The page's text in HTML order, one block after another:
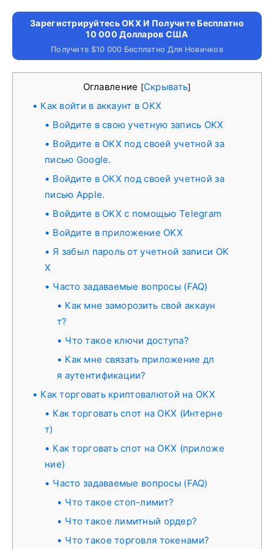
Зарегистрируйтесь OKX И Получите Бесплатно
10 000 Долларов США
Получите $10 000 Бесплатно Для Новичков
Оглавление [Скрывать]
Как войти в аккаунт в OKX
Войдите в свою учетную запись OKX
Войдите в OKX под своей учетной за
писью Google.
Войдите в OKX под своей учетной за
писью Apple.
Войдите в OKX с помощью Telegram
Войдите в приложение OKX
Я забыл пароль от учетной записи OK
X
Часто задаваемые вопросы (FAQ)
Как мне заморозить свой аккаун
т?
Что такое ключи доступа?
Как мне связать приложение дл
я аутентификации?
Как торговать криптовалютой на OKX
Как торговать спот на OKX (Интерне
т)
Как торговать спот на OKX (приложе
ние)
Часто задаваемые вопросы (FAQ)
Что такое стоп-лимит?
Что такое лимитный ордер?
Что такое торговля токенами?